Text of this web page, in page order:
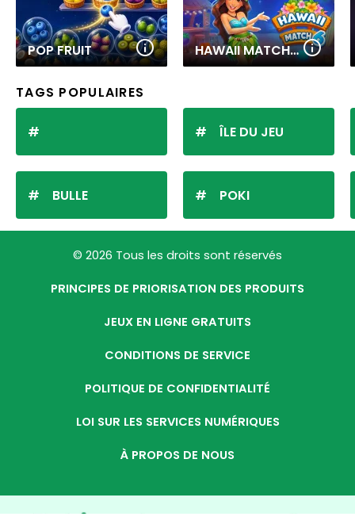
POP FRUIT HAWAII MATCH 6
TAGS POPULAIRES
BULLE
ÎLE DU JEU
POKI
© 2026 Tous les droits sont réservés
PRINCIPES DE PRIORISATION DES PRODUITS
JEUX EN LIGNE GRATUITS
CONDITIONS DE SERVICE
POLITIQUE DE CONFIDENTIALITÉ
LOI SUR LES SERVICES NUMÉRIQUES
À PROPOS DE NOUS